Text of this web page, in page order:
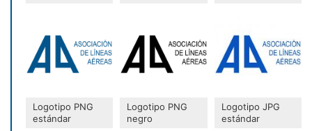
Logotipo PNG
estándar
Logotipo PNG
negro
Logotipo JPG
estándar